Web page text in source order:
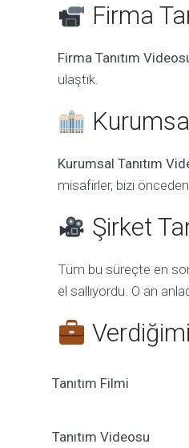
Firma
Firma Tanıtım
ulaştık.
Kurumsal Tanıtım
misafirler, bizi
Şirket
Tüm bu süreçte en
el sallıyordu. O an
Tanıtım Filmi
Tanıtım Videosu